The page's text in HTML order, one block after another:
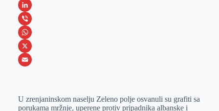
a
c
e
b
o
M
e
s
s
e
e
L
i
n
k
I
V
i
b
W
h
s
X
a
U zrenjaninskom naselju Zeleno polje osvanuli su grafiti sa
porukama mržnje, uperene protiv pripadnika albanske i